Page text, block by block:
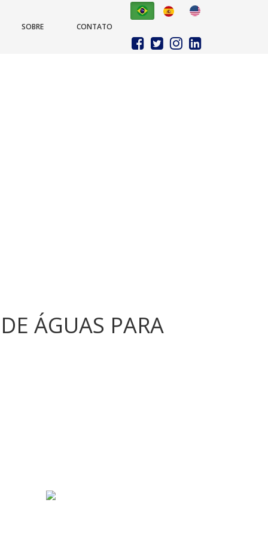
SOBRE CONTATO
ÁGUAS PARA